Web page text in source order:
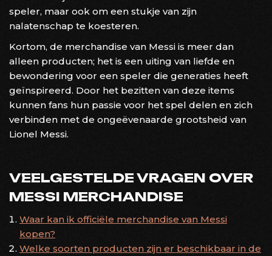
speler, maar ook om een stukje van zijn
nalatenschap te koesteren.
Kortom, de merchandise van Messi is meer dan
alleen producten; het is een uiting van liefde en
bewondering voor een speler die generaties heeft
geïnspireerd. Door het bezitten van deze items
kunnen fans hun passie voor het spel delen en zich
verbinden met de ongeëvenaarde grootsheid van
Lionel Messi.
VEELGESTELDE VRAGEN OVER
MESSI MERCHANDISE
Waar kan ik officiële merchandise van Messi
kopen?
Welke soorten producten zijn er beschikbaar in de